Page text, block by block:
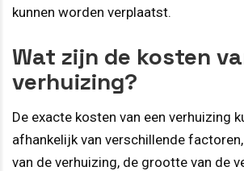
kunnen worden verplaatst.
Wat zijn de kosten
verhuizing?
De exacte kosten van een verhuizing
afhankelijk van verschillende
van de verhuizing, de grootte van de